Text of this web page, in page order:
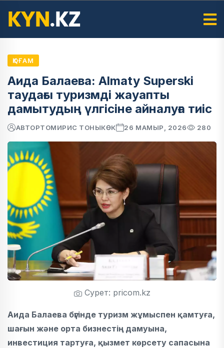
ҚОҒАМ
Аида Балаева: Almaty Superski
таудағы туризмді жауапты
дамытудың үлгісіне айналуға тиіс
АВТОРТОМИРИС ТОНЫКӨК 26 МАМЫР, 2026 280
Сурет: pricom.kz
Аида Балаева бүгінде туризм жұмыспен қамтуға,
шағын және орта бизнестің дамуына,
инвестиция тартуға, қызмет көрсету сапасына